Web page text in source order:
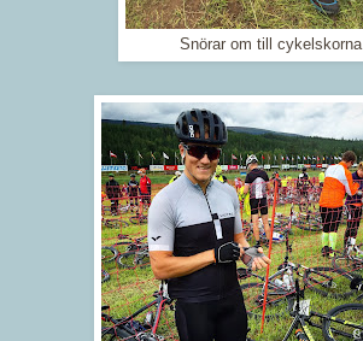
Snörar om till cykelskorna